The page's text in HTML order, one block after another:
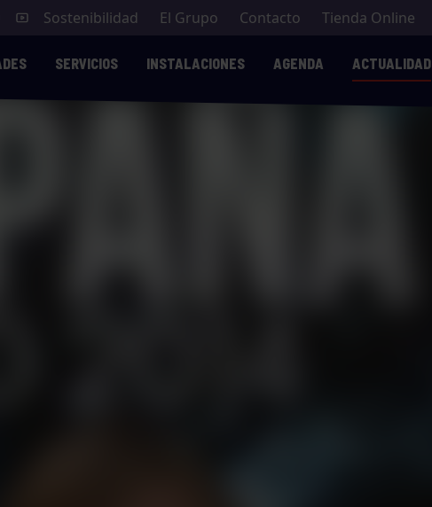
Sostenibilidad El Grupo Contacto Tienda Online
SERVICIOS INSTALACIONES AGENDA ACTUALIDAD